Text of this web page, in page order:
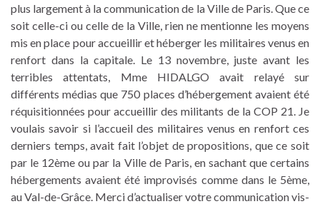
plus largement à la communication de la Ville de Paris. Que ce
soit celle-ci ou celle de la Ville, rien ne mentionne les moyens
mis en place pour accueillir et héberger les militaires venus en
renfort dans la capitale. Le 13 novembre, juste avant les
terribles attentats, Mme HIDALGO avait relayé sur
différents médias que 750 places d’hébergement avaient été
réquisitionnées pour accueillir des militants de la COP 21. Je
voulais savoir si l’accueil des militaires venus en renfort ces
derniers temps, avait fait l’objet de propositions, que ce soit
par le 12ème ou par la Ville de Paris, en sachant que certains
hébergements avaient été improvisés comme dans le 5ème,
au Val-de-Grâce. Merci d’actualiser votre communication vis-